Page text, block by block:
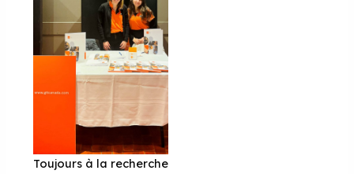
Toujours à la recherche